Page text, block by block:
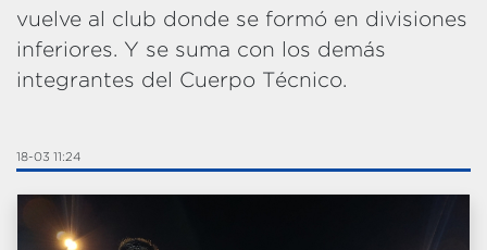
vuelve al club donde se formó en divisiones
inferiores. Y se suma con los demás
integrantes del Cuerpo Técnico.
18-03 11:24